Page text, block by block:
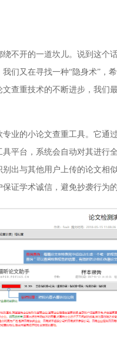
绕不开的一道坎儿。说到这
们又在寻找一种“隐身术”，
查重技术的不断进步，我
业的小论文查重工具。它通
平台，系统会自动对其进
出与其他用户上传的论文
证学术诚信，避免抄袭行为